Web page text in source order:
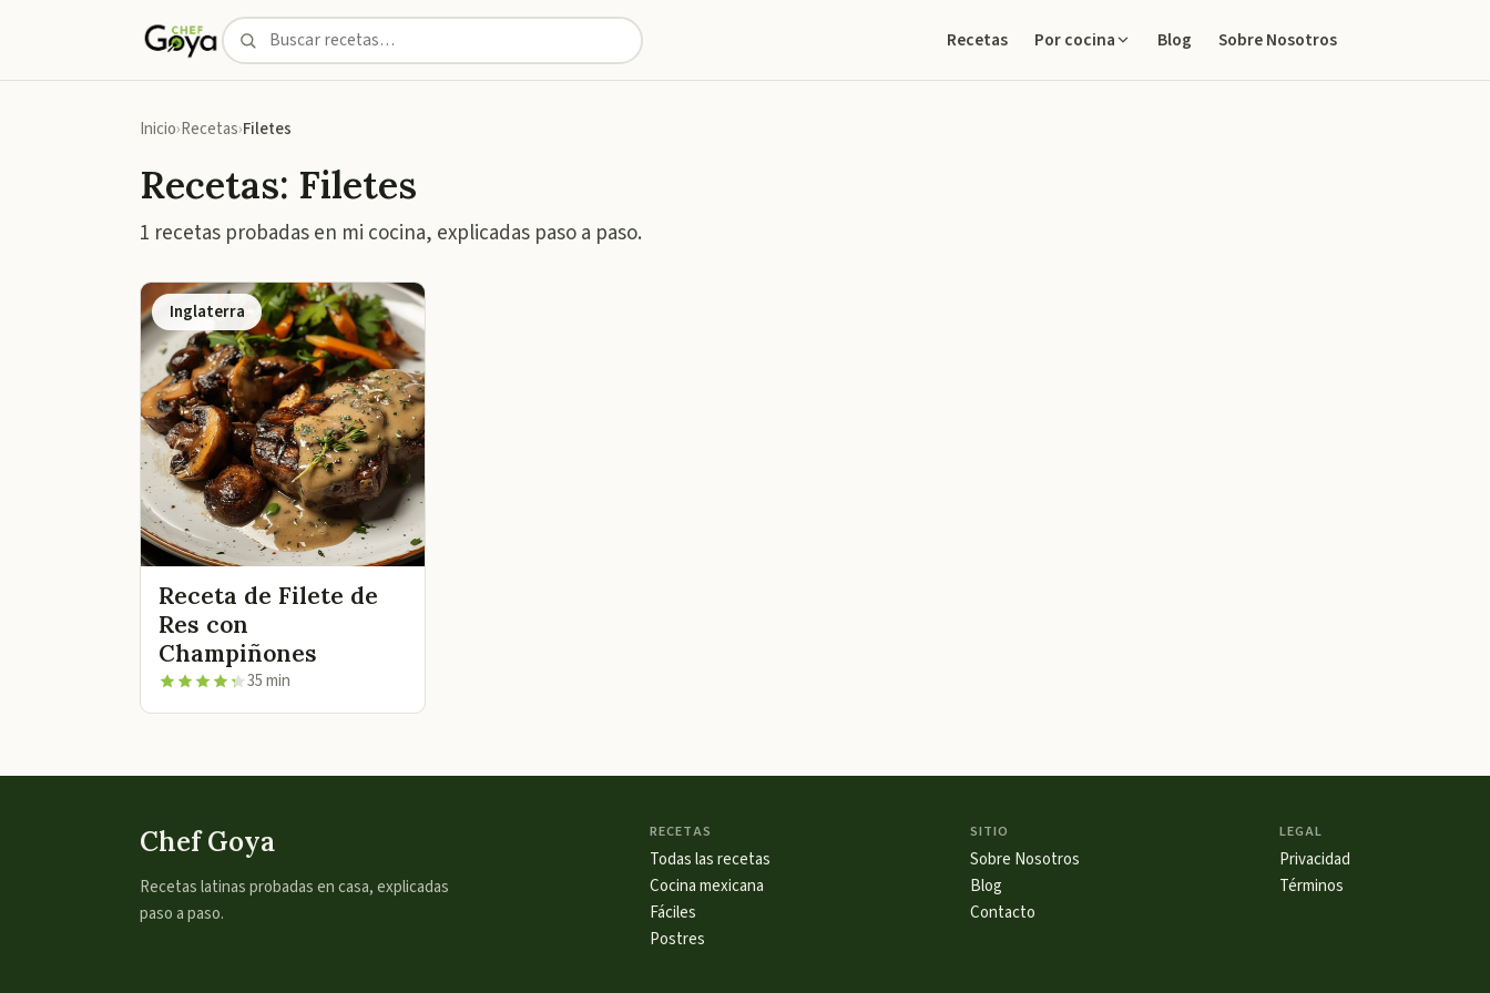
Recetas Por cocina Blog Sobre Nosotros
Inicio Recetas Filetes
Recetas: Filetes
1 recetas probadas en mi cocina, explicadas paso a paso.
Inglaterra
Receta de Filete de
Res con
Champiñones
35 min
Chef Goya
Recetas latinas probadas en casa, explicadas
paso a paso.
RECETAS
Todas las recetas
Cocina mexicana
Fáciles
Postres
SITIO
Sobre Nosotros
Blog
Contacto
LEGAL
Privacidad
Términos